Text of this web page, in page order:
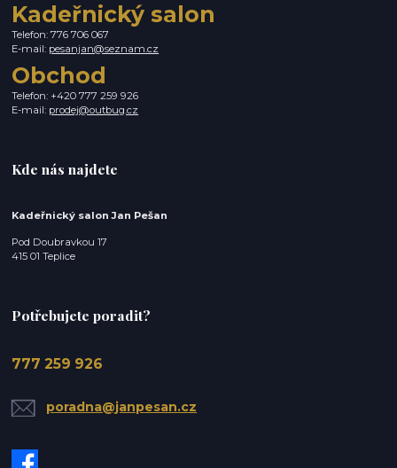
Kadeřnický salon
Telefon: 776 706 067
E-mail: pesanjan@seznam.cz
Obchod
Telefon: +420 777 259 926
E-mail: prodej@outbug.cz
Kde nás najdete
Kadeřnický salon Jan Pešan
Pod Doubravkou 17
415 01 Teplice
Potřebujete poradit?
777 259 926
poradna@janpesan.cz